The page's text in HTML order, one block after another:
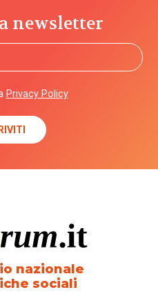
newsletter
Privacy Policy
nazionale
sociali